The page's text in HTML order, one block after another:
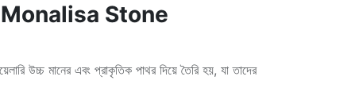
Stone
উচ্চ মানের এবং প্রাকৃতিক পাথর দিয়ে তৈরি হয়, যা তাদের